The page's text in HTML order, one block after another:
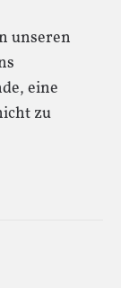
unseren
eine
zu